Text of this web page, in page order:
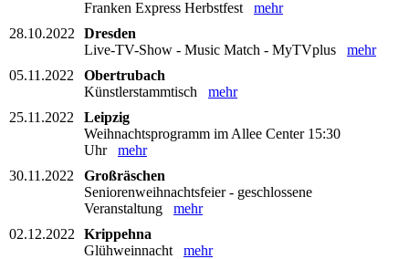
Franken Express Herbstfest mehr
28.10.2022
Dresden
Live-TV-Show - Music Match - MyTVplus mehr
05.11.2022
Obertrubach
Künstlerstammtisch mehr
25.11.2022
Leipzig
Weihnachtsprogramm im Allee Center 15:30
Uhr mehr
30.11.2022
Großräschen
Seniorenweihnachtsfeier - geschlossene
Veranstaltung mehr
02.12.2022
Krippehna
Glühweinnacht mehr